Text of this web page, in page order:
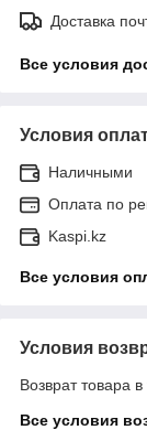
Доставка
Все условия
Условия
Наличными
Оплата по
Kaspi.kz
Все условия
Условия
Возврат товара
Все условия